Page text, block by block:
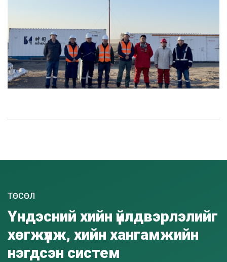
ТӨСӨЛ
Үндэсний хийн үйлдвэрлэлийг
хөгжүүлж, хийн хангамжийн
нэгдсэн систем